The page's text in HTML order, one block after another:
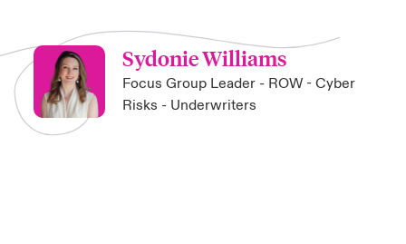
Sydonie Williams
Focus Group Leader - ROW - Cyber
Risks - Underwriters